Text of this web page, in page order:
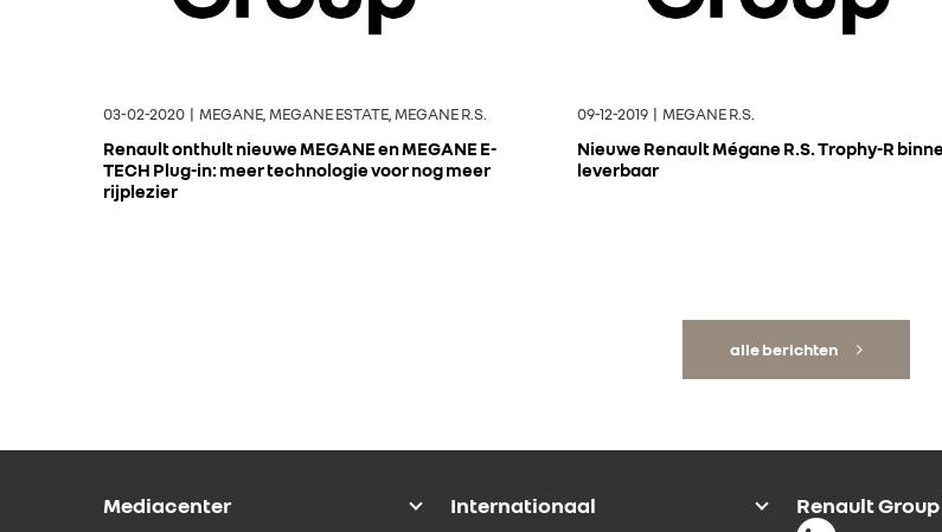
03-02-2020 | MEGANE, MEGANE ESTATE, MEGANE R.S.
Renault onthult nieuwe MEGANE en MEGANE E-
TECH Plug-in: meer technologie voor nog meer
rijplezier
09-12-2019 | MEGANE R.S.
Nieuwe Renault Mégane R.S. Trophy-R
leverbaar
alle berichten
Mediacenter Internationaal Renault